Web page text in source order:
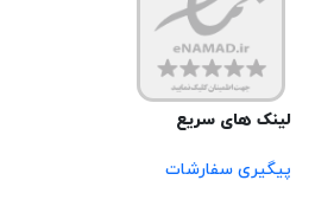
لینک های سریع
پیگیری سفارشات